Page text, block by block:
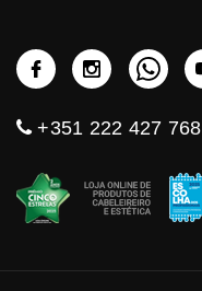
+351 222 427 768